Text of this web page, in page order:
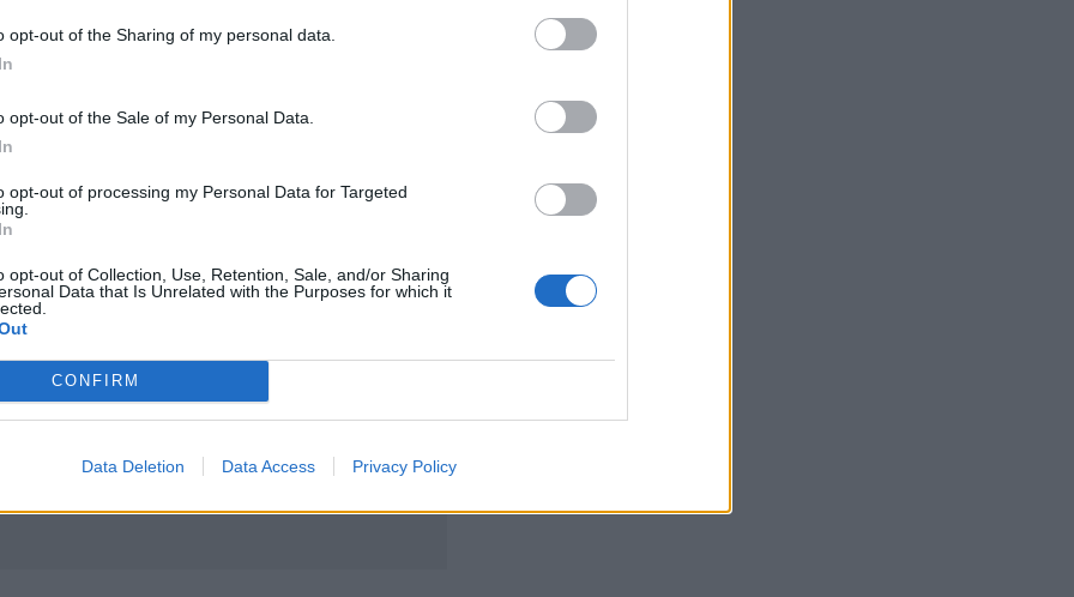
opt-out of the Sharing of my personal data.
opt-out of the Sale of my Personal Data.
opt-out of processing my Personal Data for Targeted
opt-out of Collection, Use, Retention, Sale, and/or Sharing
Data that Is Unrelated with the Purposes for which it
CONFIRM
Data Deletion Data Access Privacy Policy
και ισοφάρισε τη σειρά των
το ΑΠΟΕΛ
Google News
μας στοYouTube